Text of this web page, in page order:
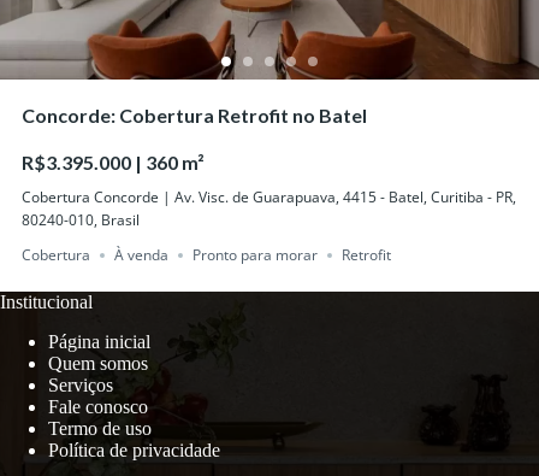
Concorde: Cobertura Retrofit no Batel
R$3.395.000 | 360 m²
Cobertura Concorde | Av. Visc. de Guarapuava, 4415 - Batel, Curitiba - PR,
80240-010, Brasil
Cobertura
À venda Pronto para morar Retrofit
Institucional
Página inicial
Quem somos
Serviços
Fale conosco
Termo de uso
Política de privacidade